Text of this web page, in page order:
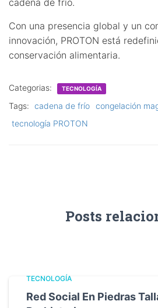
Con una presencia global y un
innovación, PROTON está
conservación alimentaria.
Categorias: TECNOLOGÍA
Tags: cadena de frío congelación
tecnología PROTON
Posts
TECNOLOGÍA
Red Social En Piedras